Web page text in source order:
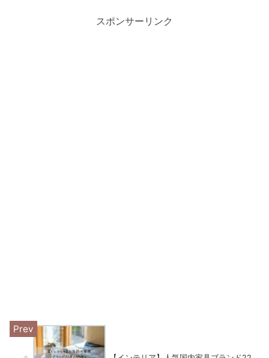
スポンサーリンク